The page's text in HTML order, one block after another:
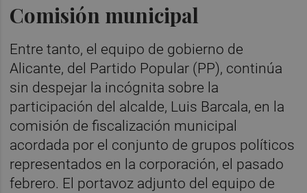
Comisión municipal
Entre tanto, el equipo de gobierno de
Alicante, del Partido Popular (PP), continúa
sin despejar la incógnita sobre la
participación del alcalde, Luis Barcala, en la
comisión de fiscalización municipal
acordada por el conjunto de grupos políticos
representados en la corporación, el pasado
febrero. El portavoz adjunto del equipo de